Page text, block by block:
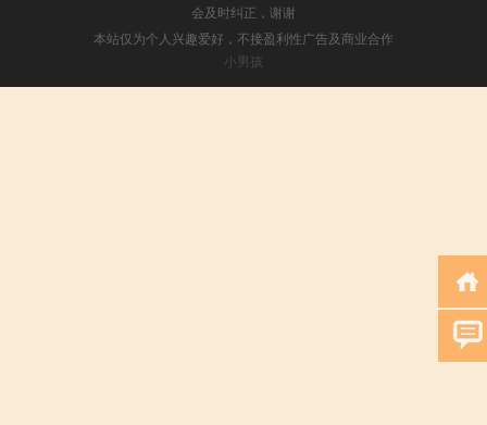
会及时纠正，谢谢
本站仅为个人兴趣爱好，不接盈利性广告及商业合作
小男孩